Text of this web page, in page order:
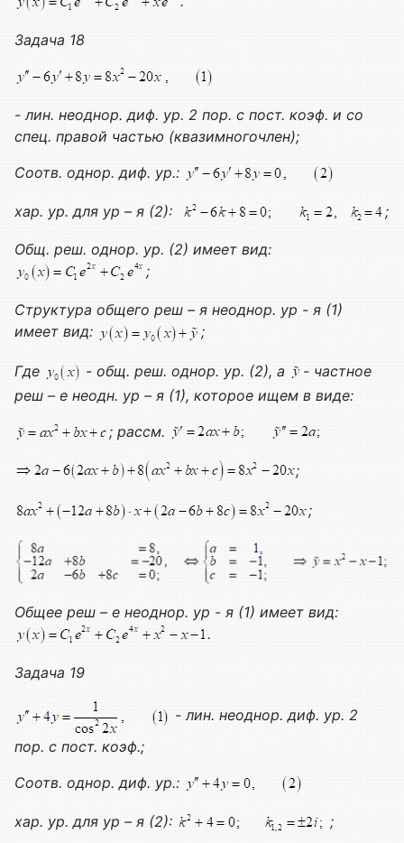
Задача 18
- лин. неоднор. диф. ур. 2 пор. с пост. коэф. и со
спец. правой частью (квазимногочлен);
Соотв. однор. диф. ур.:
хар. ур. для ур – я (2): ;
Общ. реш. однор. ур. (2) имеет вид:
;
Структура общего реш – я неоднор. ур - я (1)
имеет вид:
;
Где - общ. реш. однор. ур. (2), а
- частное
реш – е неодн. ур – я (1), которое ищем в виде:
; рассм.
;
;
Общее реш – е неоднор. ур - я (1) имеет вид:
.
Задача 19
- лин. неоднор. диф. ур. 2
пор. с пост. коэф.;
Соотв. однор. диф. ур.:
хар. ур. для ур – я (2): ;